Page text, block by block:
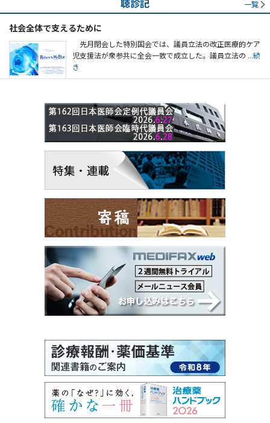
聴診記 一覧
社会全体で支えるために
先月閉会した特別国会では、議員立法の改正医療的ケア
児支援法が衆参共に全会一致で成立した。議員立法の ...続
き